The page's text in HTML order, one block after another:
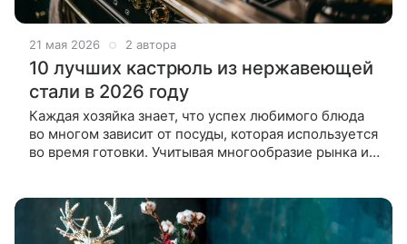
21 мая 2026 2 автора
10 лучших кастрюль из нержавеющей
стали в 2026 году
Каждая хозяйка знает, что успех любимого блюда
во многом зависит от посуды, которая используется
во время готовки. Учитывая многообразие рынка и